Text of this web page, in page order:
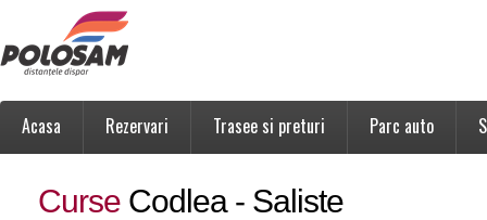
Acasa Rezervari Trasee si preturi Parc auto
Curse Codlea - Saliste